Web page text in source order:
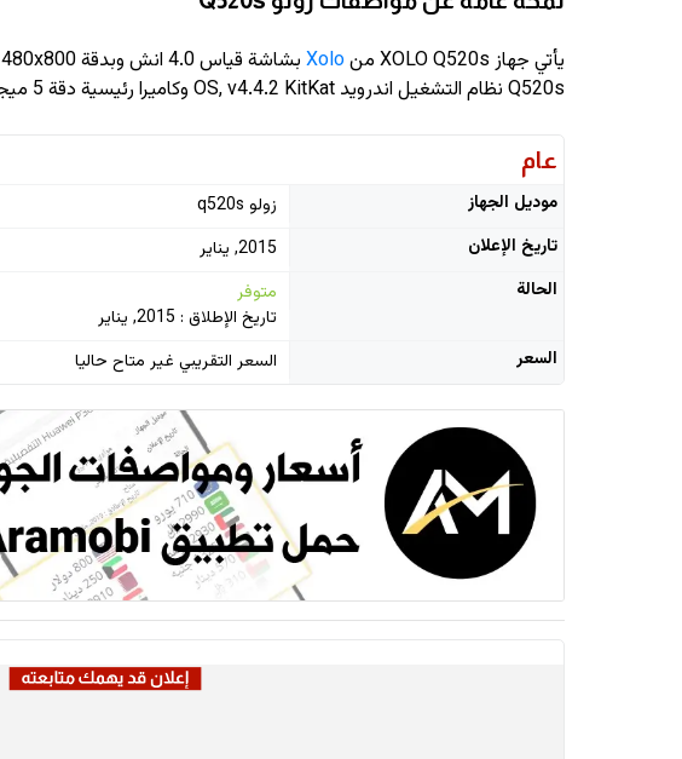
يأتي جهاز XOLO Q520s من Xolo بشاشة قياس 4.0 انش وبدقة 480x800
Q520s نظام التشغيل اندرويد OS, v4.4.2 KitKat وكاميرا رئيسية دقة 5 ميجابيكسل
عام
موديل الجهاز
زولو q520s
تاريخ الإعلان
2015, يناير
الحالة
متوفر
تاريخ الإطلاق : 2015, يناير
السعر
السعر التقريبي غير متاح حاليا